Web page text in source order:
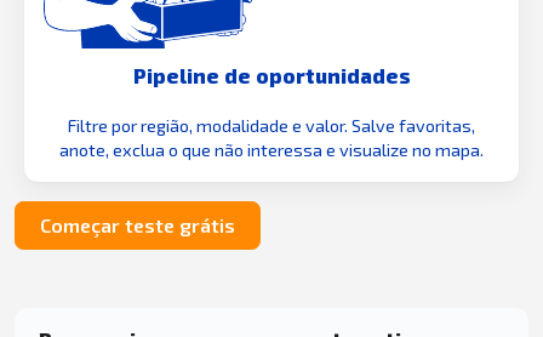
Pipeline de oportunidades
Filtre por região, modalidade e valor. Salve favoritas,
anote, exclua o que não interessa e visualize no mapa.
Começar teste grátis